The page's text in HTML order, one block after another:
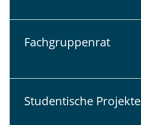
Fach­grup­pen­rat
Stu­den­ti­sche Pro­jek­te